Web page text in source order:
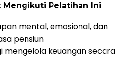
Mengikuti Pelatihan Ini
mental, emosional, dan
pensiun
mengelola keuangan secara